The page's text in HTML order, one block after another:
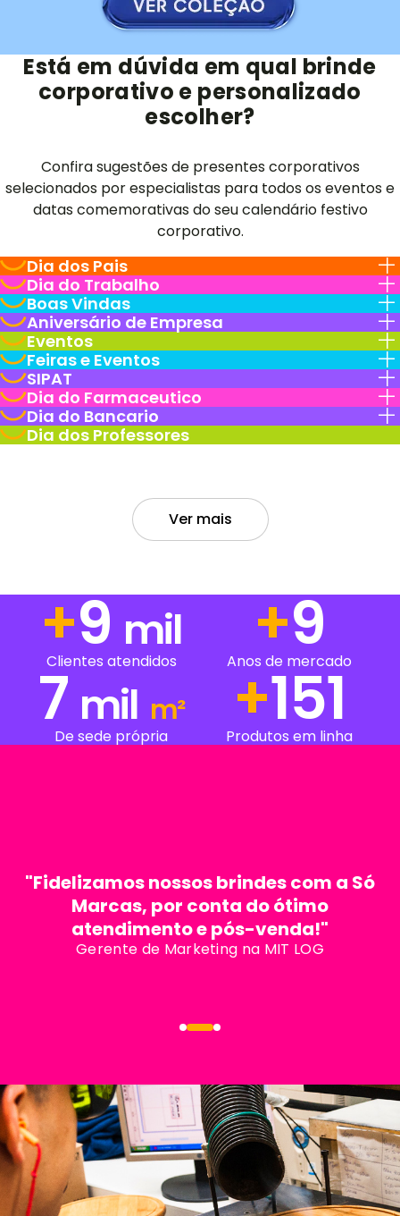
Está em dúvida em qual brinde
corporativo e personalizado
escolher?
Confira sugestões de presentes corporativos
selecionados por especialistas para todos os eventos e
datas comemorativas do seu calendário festivo
corporativo.
Dia dos Pais
Dia do Trabalho
Boas Vindas
Aniversário de Empresa
Eventos
Feiras e Eventos
SIPAT
Dia do Farmaceutico
Dia do Bancario
Dia dos Professores
Ver mais
+13 mil
Clientes atendidos +13
Anos de mercado
7 mil m²
De sede própria +217
Produtos em linha
"Fidelizamos nossos brindes com a Só
Marcas, por conta do ótimo
atendimento e pós-venda!"
Gerente de Marketing na MIT LOG